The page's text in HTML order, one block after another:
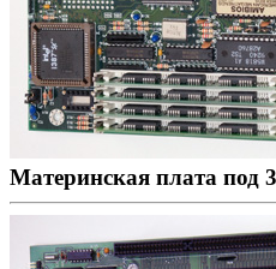
Материнская плата под